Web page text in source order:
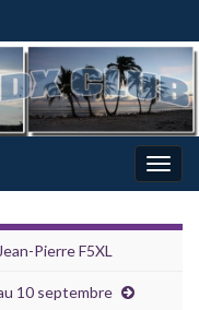
Pierre F5XL
10 septembre